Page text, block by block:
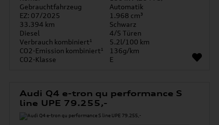
Gebrauchtfahrzeug
Automatik
EZ: 07/2025
1.968 cm³
33.394 km
Schwarz
Diesel
4/5 Türen
Verbrauch kombiniert¹
5.2l/100 km
CO2-Emission kombiniert¹
136g/km
CO2-Klasse
E
Audi Q4 e-tron qu performance S
line UPE 79.255,-